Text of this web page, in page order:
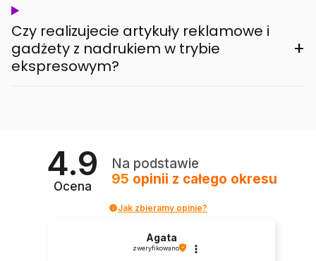
Czy realizujecie artykuły reklamowe i
gadżety z nadrukiem w trybie
ekspresowym?
+
4.9
Ocena
Na podstawie
95 opinii z całego okresu
Jak zbieramy opinie?
Agata
zweryfikowano